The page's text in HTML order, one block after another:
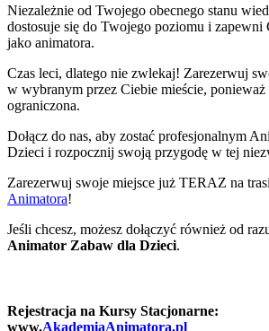
Niezależnie od Twojego obecnego stanu
dostosuje się do Twojego poziomu i zapewni
jako animatora.
Czas leci, dlatego nie zwlekaj! Zarezerwuj
w wybranym przez Ciebie mieście, ponieważ
ograniczona.
Dołącz do nas, aby zostać profesjonalnym
Dzieci i rozpocznij swoją przygodę w tej
Zarezerwuj swoje miejsce już TERAZ na
Animatora!
Jeśli chcesz, możesz dołączyć również od
Animator Zabaw dla Dzieci.
Rejestracja na Kursy Stacjonarne:
www.AkademiaAnimatora.pl